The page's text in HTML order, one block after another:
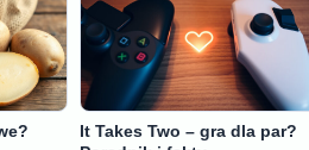
It Takes Two – gra dla par?